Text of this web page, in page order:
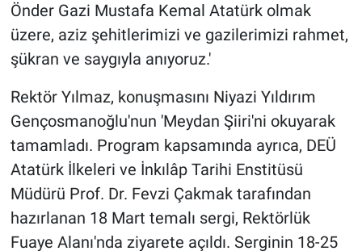
Önder Gazi Mustafa Kemal Atatürk olmak
üzere, aziz şehitlerimizi ve gazilerimizi rahmet,
şükran ve saygıyla anıyoruz.'
Rektör Yılmaz, konuşmasını Niyazi Yıldırım
Gençosmanoğlu'nun 'Meydan Şiiri'ni okuyarak
tamamladı. Program kapsamında ayrıca, DEÜ
Atatürk İlkeleri ve İnkılâp Tarihi Enstitüsü
Müdürü Prof. Dr. Fevzi Çakmak tarafından
hazırlanan 18 Mart temalı sergi, Rektörlük
Fuaye Alanı'nda ziyarete açıldı. Serginin 18-25